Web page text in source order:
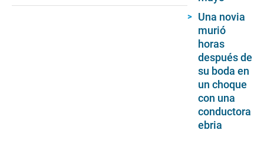
Una novia
murió
horas
después de
su boda en
un choque
con una
conductora
ebria